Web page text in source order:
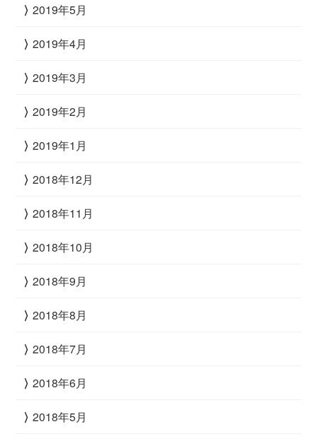
2019年5月
2019年4月
2019年3月
2019年2月
2019年1月
2018年12月
2018年11月
2018年10月
2018年9月
2018年8月
2018年7月
2018年6月
2018年5月